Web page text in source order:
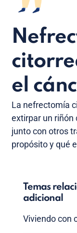
el
La nefrectomía
extirpar un riñón
junto con otros
propósito y qué
Temas
adicional
Viviendo con